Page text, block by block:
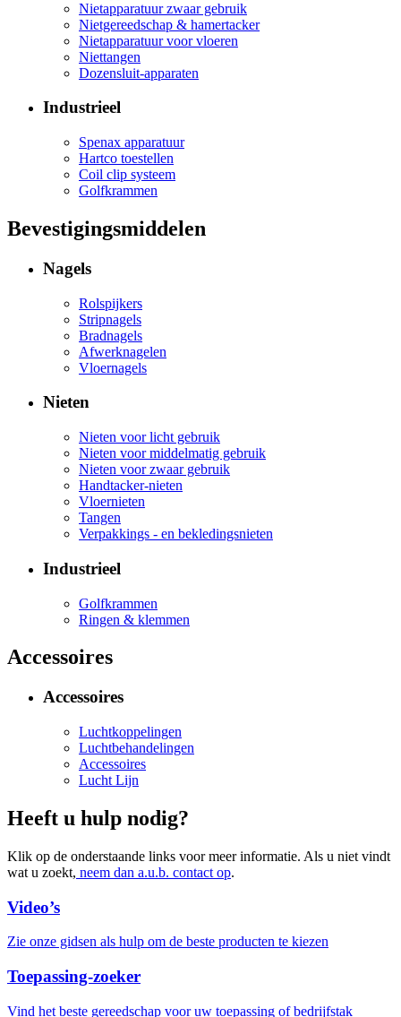
Nietapparatuur zwaar gebruik
Nietgereedschap & hamertacker
Nietapparatuur voor vloeren
Niettangen
Dozensluit-apparaten
Industrieel
Spenax apparatuur
Hartco toestellen
Coil clip systeem
Golfkrammen
Bevestigingsmiddelen
Nagels
Rolspijkers
Stripnagels
Bradnagels
Afwerknagelen
Vloernagels
Nieten
Nieten voor licht gebruik
Nieten voor middelmatig gebruik
Nieten voor zwaar gebruik
Handtacker-nieten
Vloernieten
Tangen
Verpakkings - en bekledingsnieten
Industrieel
Golfkrammen
Ringen & klemmen
Accessoires
Accessoires
Luchtkoppelingen
Luchtbehandelingen
Accessoires
Lucht Lijn
Heeft u hulp nodig?
Klik op de onderstaande links voor meer informatie. Als u niet vindt
wat u zoekt, neem dan a.u.b. contact op.
Video’s
Zie onze gidsen als hulp om de beste producten te kiezen
Toepassing-zoeker
Vind het beste gereedschap voor uw toepassing of bedrijfstak